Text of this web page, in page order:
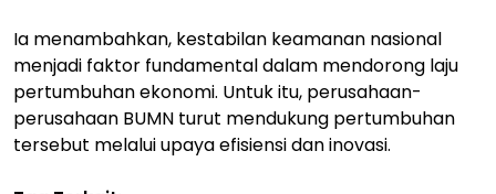
Ia menambahkan, kestabilan keamanan nasional
menjadi faktor fundamental dalam mendorong laju
pertumbuhan ekonomi. Untuk itu, perusahaan-
perusahaan BUMN turut mendukung pertumbuhan
tersebut melalui upaya efisiensi dan inovasi.